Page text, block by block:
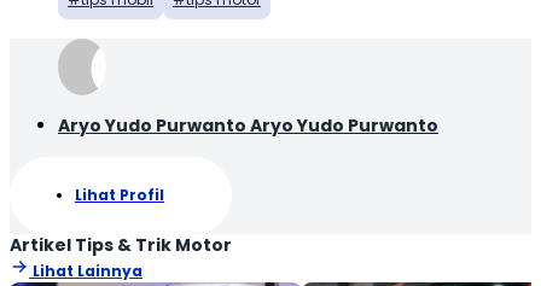
Aryo Yudo Purwanto Aryo Yudo Purwanto
Lihat Profil
Artikel Tips & Trik Motor
Lihat Lainnya